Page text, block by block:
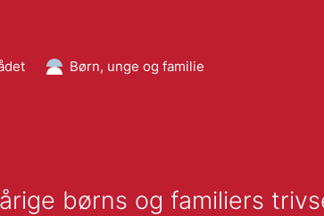
Børn, unge og familie
børns og familiers